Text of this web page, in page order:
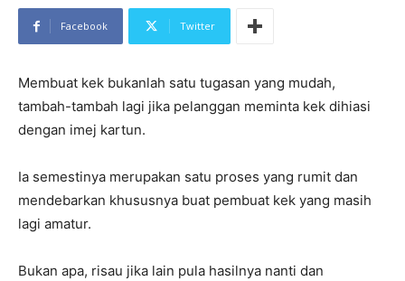
Facebook Twitter
Membuat kek bukanlah satu tugasan yang mudah,
tambah-tambah lagi jika pelanggan meminta kek dihiasi
dengan imej kartun.
Ia semestinya merupakan satu proses yang rumit dan
mendebarkan khususnya buat pembuat kek yang masih
lagi amatur.
Bukan apa, risau jika lain pula hasilnya nanti dan